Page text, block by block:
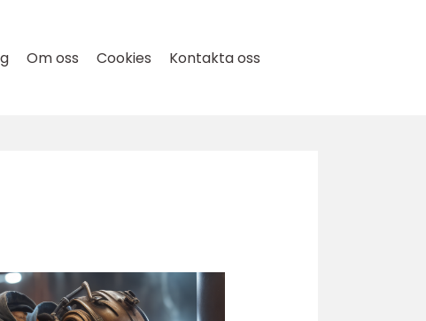
Om oss Cookies Kontakta oss